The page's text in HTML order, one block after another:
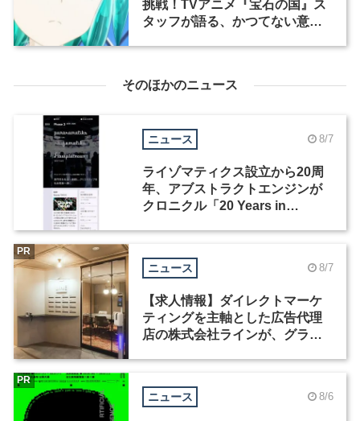
挑戦！TVアニメ『宝石の国』ス
タッフが語る、かつてない意欲
そのほかのニュース
ニュース 8/7
ライゾマティクス設立から20周
年、アブストラクトエンジンが
クロニクル「20 Years in
ニュース 8/7
【求人情報】ダイレクトマーケ
ティングを主軸とした広告代理
店の株式会社ラインが、グラフ
PR
ニュース 8/6
PR